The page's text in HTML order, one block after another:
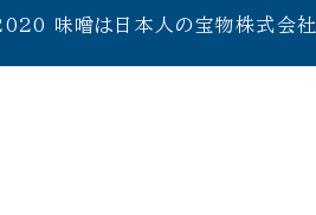
味噌は日本人の宝物株式会社